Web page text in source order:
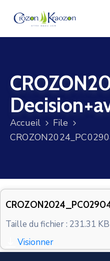
VIE
LOCALE
VIE
SOCIALE
DÉMARCHES
CONTACT
Accueil
File
Taille du fichier : 231.31 KB
Visionner